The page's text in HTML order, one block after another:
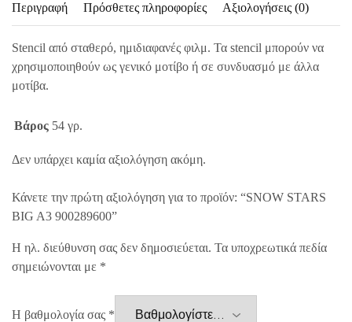
Περιγραφή Πρόσθετες πληροφορίες Αξιολογήσεις (0)
Stencil από σταθερό, ημιδιαφανές φιλμ. Τα stencil μπορούν να
χρησιμοποιηθούν ως γενικό μοτίβο ή σε συνδυασμό με άλλα
μοτίβα.
Βάρος 54 γρ.
Δεν υπάρχει καμία αξιολόγηση ακόμη.
Κάνετε την πρώτη αξιολόγηση για το προϊόν: “SNOW STARS
BIG A3 900289600”
Η ηλ. διεύθυνση σας δεν δημοσιεύεται. Τα υποχρεωτικά πεδία
σημειώνονται με *
Η βαθμολογία σας *